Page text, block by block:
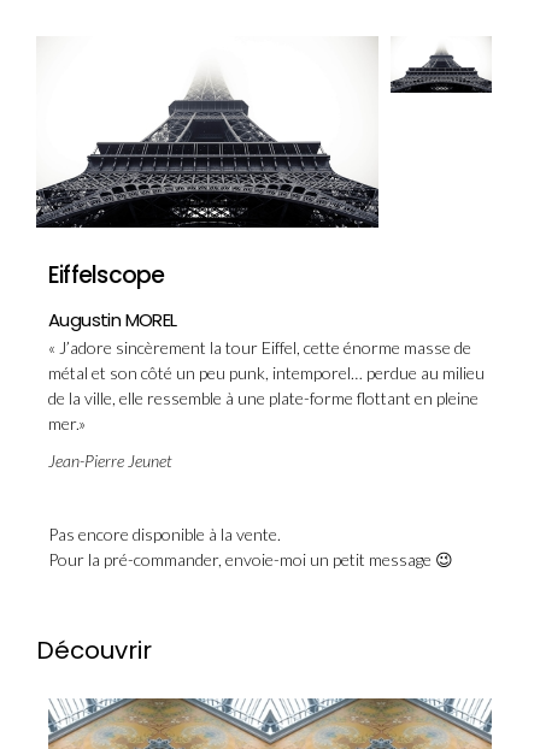
Eiffelscope
Augustin MOREL
« J’adore sincèrement la tour Eiffel, cette énorme masse de
métal et son côté un peu punk, intemporel… perdue au milieu
de la ville, elle ressemble à une plate-forme flottant en pleine
mer.»
Jean-Pierre Jeunet
Pas encore disponible à la vente.
Pour la pré-commander, envoie-moi un petit message 😉
Découvrir